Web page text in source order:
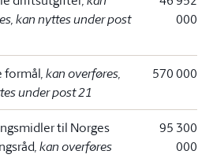
kan nyttes under post
000
formål, kan overføres,
under post 21
570 000
til Norges
, kan overføres
95 300
000